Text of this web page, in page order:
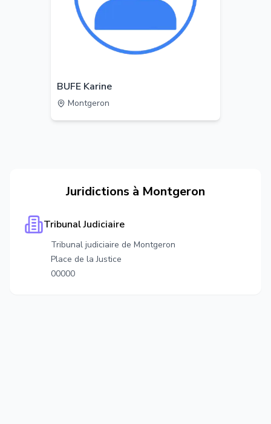
BUFE Karine
Montgeron
Juridictions à Montgeron
Tribunal Judiciaire
Tribunal judiciaire de Montgeron
Place de la Justice
00000